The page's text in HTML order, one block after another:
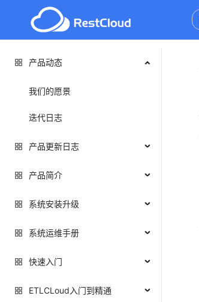
产品动态
我们的愿景
迭代日志
产品更新日志
产品简介
系统安装升级
系统运维手册
快速入门
ETLCLoud入门到精通